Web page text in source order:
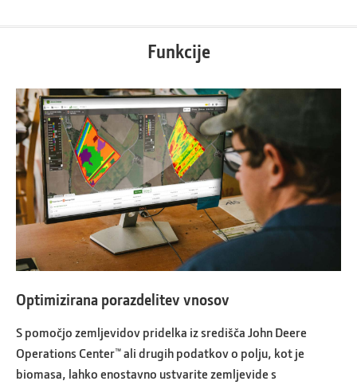
Funkcije
Optimizirana porazdelitev vnosov
S pomočjo zemljevidov pridelka iz središča John Deere
Operations Center™ ali drugih podatkov o polju, kot je
biomasa, lahko enostavno ustvarite zemljevide s